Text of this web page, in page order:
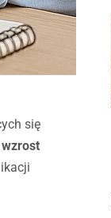
się
wzrost